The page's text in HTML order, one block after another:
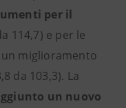
per il
114,7) e per le
un miglioramento
da 103,3). La
un nuovo